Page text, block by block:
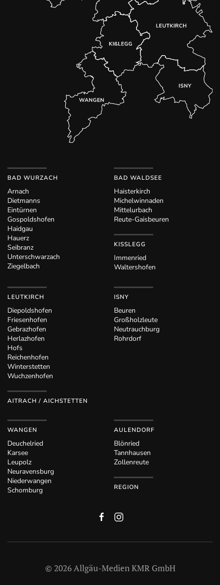
BAD WURZACH
Arnach
Dietmanns
Eintürnen
Gospoldshofen
Haidgau
Hauerz
Seibranz
Unterschwarzach
Ziegelbach
BAD WALDSEE
Haisterkirch
Michelwinnaden
Mittelurbach
Reute-Gaisbeuren
KISSLEGG
Immenried
Waltershofen
LEUTKIRCH
Diepoldshofen
Friesenhofen
Gebrazhofen
Herlazhofen
Hofs
Reichenhofen
Winterstetten
Wuchzenhofen
AITRACH / AICHSTETTEN
ISNY
Beuren
Großholzleute
Neutrauchburg
Rohrdorf
WANGEN
Deuchelried
Karsee
Leupolz
Neuravensburg
Niederwangen
Schomburg
AULENDORF
Blönried
Tannhausen
Zollenreute
REGION
© 2026Allgäu-Medien KMR GmbH